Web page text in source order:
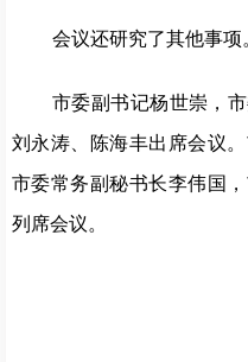
会议还研究了其他事项
市委副书记杨世崇，
刘永涛、陈海丰出席会议
市委常务副秘书长李伟国
列席会议。